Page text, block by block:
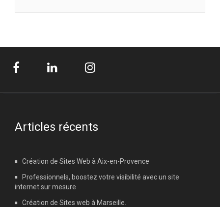
Articles récents
Création de Sites Web à Aix-en-Provence
Professionnels, boostez votre visibilité avec un site
internet sur mesure
Création de Sites web à Marseille.